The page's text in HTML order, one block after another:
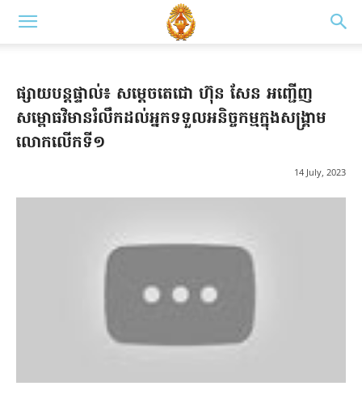
ផ្សាយបន្តផ្ទាល់៖ សម្តេចតេជោ ហ៊ុន សែន អញ្ជើញ
សម្ពោធវិមានរំលឹកដល់អ្នកទទួលអនិច្ចកម្មក្នុងសង្គ្រាម
លោកលើកទី១
14 July, 2023